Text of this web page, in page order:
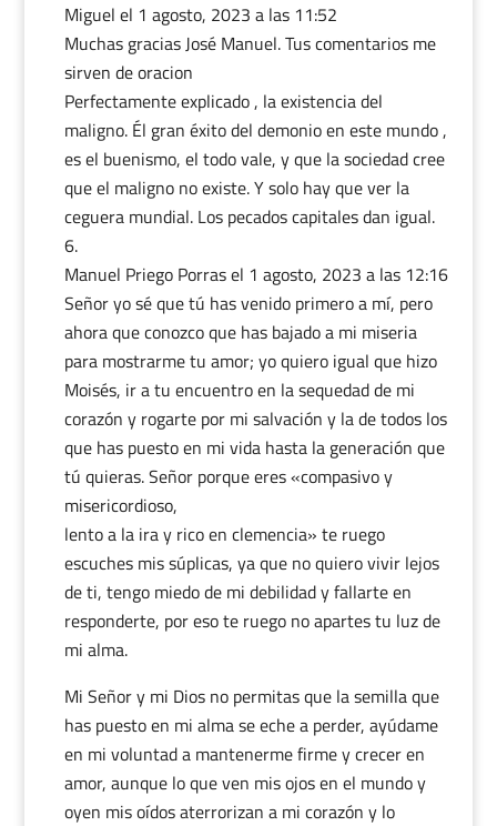
Miguel el 1 agosto, 2023 a las 11:52
Muchas gracias José Manuel. Tus comentarios me
sirven de oracion
Perfectamente explicado , la existencia del
maligno. Él gran éxito del demonio en este mundo ,
es el buenismo, el todo vale, y que la sociedad cree
que el maligno no existe. Y solo hay que ver la
ceguera mundial. Los pecados capitales dan igual.
Manuel Priego Porrasel 1 agosto, 2023 a las 12:16
Señor yo sé que tú has venido primero a mí, pero
ahora que conozco que has bajado a mi miseria
para mostrarme tu amor; yo quiero igual que hizo
Moisés, ir a tu encuentro en la sequedad de mi
corazón y rogarte por mi salvación y la de todos los
que has puesto en mi vida hasta la generación que
tú quieras. Señor porque eres «compasivo y
misericordioso,
lento a la ira y rico en clemencia» te ruego
escuches mis súplicas, ya que no quiero vivir lejos
de ti, tengo miedo de mi debilidad y fallarte en
responderte, por eso te ruego no apartes tu luz de
mi alma.
Mi Señor y mi Dios no permitas que la semilla que
has puesto en mi alma se eche a perder, ayúdame
en mi voluntad a mantenerme firme y crecer en
amor, aunque lo que ven mis ojos en el mundo y
oyen mis oídos aterrorizan a mi corazón y lo